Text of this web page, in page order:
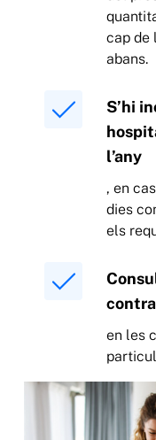
cap de
abans.
S’hi
l’any
, en
dies
els
en les